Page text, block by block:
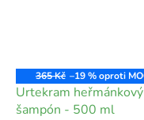
365 Kč –19 %
Urtekram heřmánkový
šampón - 500 ml